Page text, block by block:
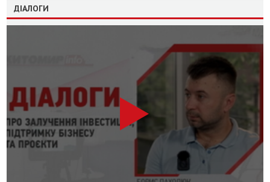
ДІАЛОГИ